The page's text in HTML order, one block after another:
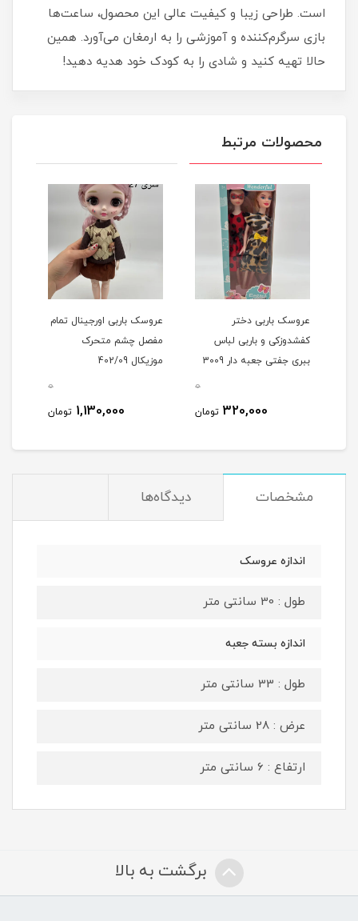
است. طراحی زیبا و کیفیت عالی این محصول، ساعت‌ها
بازی سرگرم‌کننده و آموزشی را به ارمغان می‌آورد. همین
حالا تهیه کنید و شادی را به کودک خود هدیه دهید!
محصولات مرتبط
عروسک باربی دختر
کفشدوزکی و باربی لباس
ببری جفتی جعبه دار 3009
0
320,000 تومان
عروسک باربی اورجینال تمام
مفصل چشم متحرک
موزیکال 402/09
0
1,130,000 تومان
مشخصات دیدگاه‌ها
اندازه عروسک
طول : 30 سانتی متر
اندازه بسته جعبه
طول : 33 سانتی متر
عرض : 28 سانتی متر
ارتفاع : 6 سانتی متر
برگشت به بالا